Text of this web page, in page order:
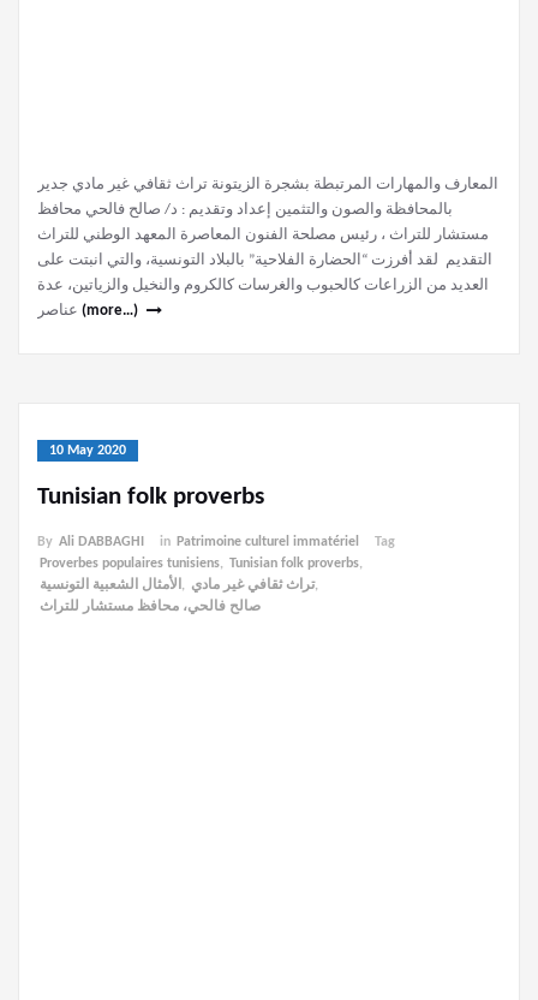
المعارف والمهارات المرتبطة بشجرة الزيتونة تراث ثقافي غير مادي جدير
بالمحافظة والصون والتثمين إعداد وتقديم : د/ صالح فالحي محافظ
مستشار للتراث ، رئيس مصلحة الفنون المعاصرة المعهد الوطني للتراث
التقديم لقد أفرزت “الحضارة الفلاحية” بالبلاد التونسية، والتي انبتت على
العديد من الزراعات كالحبوب والغرسات كالكروم والنخيل والزياتين، عدة
(more…)
10 May 2020
Tunisian folk proverbs
By Ali DABBAGHI in Patrimoine culturel immatériel
Tag
Proverbes populaires tunisiens, Tunisian folk proverbs,
الأمثال الشعبية التونسية , تراث ثقافي غير مادي,
صالح فالحي، محافظ مستشار للتراث